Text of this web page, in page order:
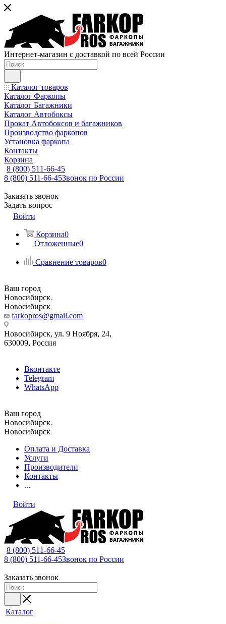
Интернет-магазин с доставкой по всей России
Каталог товаров
Каталог Фаркопы
Каталог Багажники
Каталог Автобоксы
Прокат Автобоксов и багажников
Производство фаркопов
Установка фаркопа
Контакты
Корзина
8 (800) 511-66-45
8 (800) 511-66-45Звонок по России
Заказать звонок
Задать вопрос
Войти
Корзина0
Отложенные0
Сравнение товаров0
Ваш город
Новосибирск
Новосибирск
farkopros@gmail.com
Новосибирск, ул. 9 Ноября, 24,
630009, Россия
Вконтакте
Telegram
WhatsApp
Ваш город
Новосибирск
Новосибирск
Оплата и Доставка
Услуги
Производители
Контакты
...
Войти
8 (800) 511-66-45
8 (800) 511-66-45Звонок по России
Заказать звонок
Каталог